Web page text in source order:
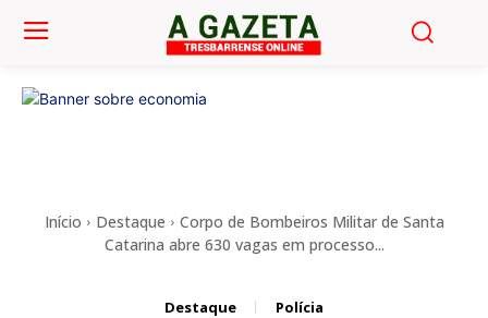
Início Destaque
Corpo de Bombeiros Militar de Santa
Catarina abre 630 vagas em processo...
Destaque Polícia